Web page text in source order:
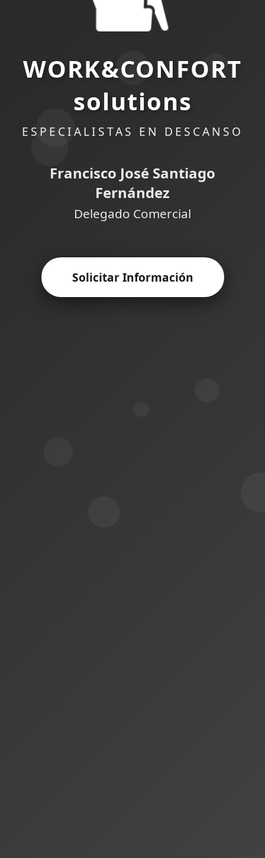
WORK&CONFORT
solutions
ESPECIALISTAS EN DESCANSO
Francisco José Santiago
Fernández
Delegado Comercial
Solicitar Información